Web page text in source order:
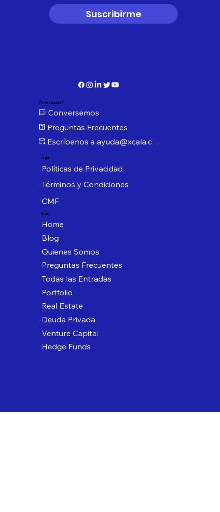
¿Tienes dudas?
Conversemos
Preguntas Frecuentes
Escríbenos a ayuda@xcala.com
Legal
Políticas de Privacidad
Términos y Condiciones
CMF
Xcala
Home
Blog
Quienes Somos
Preguntas Frecuentes
Todas las Entradas
Portfolio
Real Estate
Deuda Privada
Venture Capital
Hedge Funds
Suscribirme